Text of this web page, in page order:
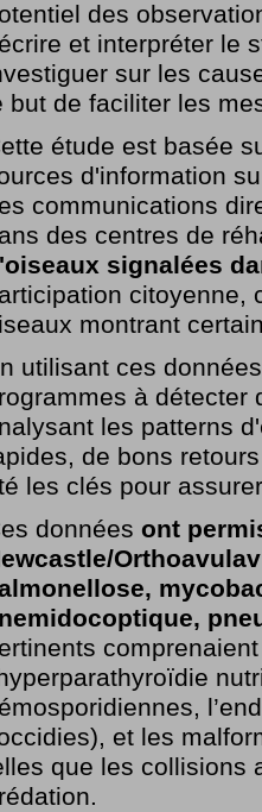
des
et interpréter le
sur les
but de faciliter les
étude est basée
d'information
communications
des centres de
signalées
citoyenne,
montrant
utilisant ces
à détecter
les patterns
de bons
les clés pour
données ont
et les
que les collisions